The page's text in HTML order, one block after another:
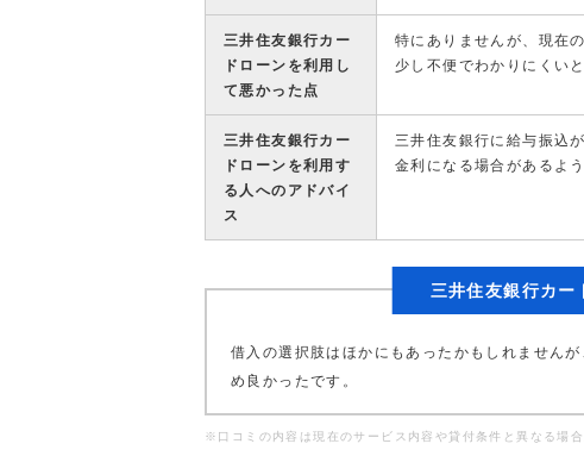
三井住友銀行カー
ドローンを利用し
て悪かった点
特にありませんが、現在
少し不便でわかりにくい
三井住友銀行カー
ドローンを利用す
る人へのアドバイ
ス
三井住友銀行に給与振込
金利になる場合があるよ
三井住友銀行カー
借入の選択肢はほかにもあったかもしれません
め良かったです。
※口コミの内容は現在のサービス内容や貸付条件と異なる場合